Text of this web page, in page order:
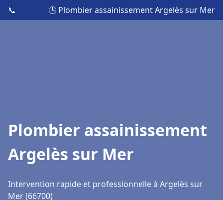
📞 🕒 Plombier assainissement Argelès sur Mer
Plombier assainissement
Argelès sur Mer
Intervention rapide et professionnelle à Argelès sur
Mer (66700)